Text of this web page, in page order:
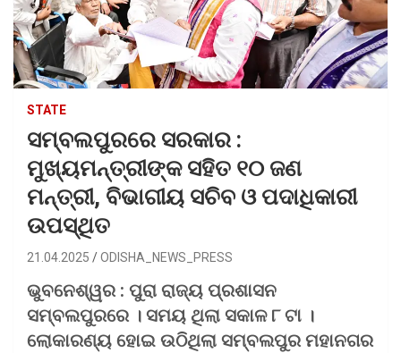
STATE
ସମ୍ବଲପୁରରେ ସରକାର :
ମୁଖ୍ୟମନ୍ତ୍ରୀଙ୍କ ସହିତ ୧୦ ଜଣ
ମନ୍ତ୍ରୀ, ବିଭାଗୀୟ ସଚିବ ଓ ପଦାଧିକାରୀ
ଉପସ୍ଥିତ
21.04.2025 ODISHA_NEWS_PRESS
ଭୁବନେଶ୍ୱର : ପୁରା ରାଜ୍ୟ ପ୍ରଶାସନ
ସମ୍ବଲପୁରରେ । ସମୟ ଥିଲା ସକାଳ ୮ ଟା ।
ଲୋକାରଣ୍ୟ ହୋଇ ଉଠିଥିଲା ସମ୍ବଲପୁର ମହାନଗର